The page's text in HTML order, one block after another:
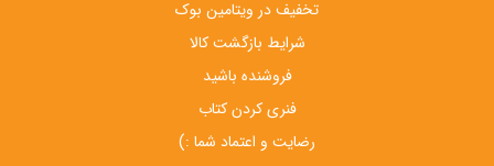
تخفیف در ویتامین بوک
شرایط بازگشت کالا
فروشنده باشید
فنری کردن کتاب
رضایت و اعتماد شما :)